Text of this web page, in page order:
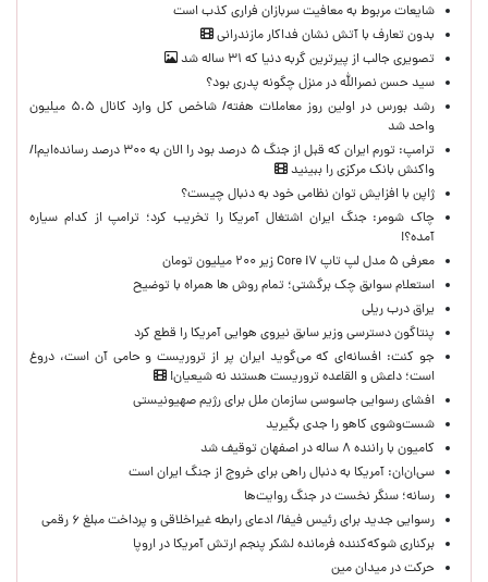
شایعات مربوط به معافیت سربازان فراری کذب است
بدون تعارف با آتش نشان فداکار مازندرانی
تصویری جالب از پیرترین گربه دنیا که ۳۱ ساله شد
سید حسن نصرالله در منزل چگونه پدری بود؟
رشد بورس در اولین روز معاملات هفته/ شاخص کل وارد کانال ۵.۵ میلیون
واحد شد
ترامپ: تورم ایران که قبل از جنگ ۵ درصد بود را الان به ۳۰۰ درصد رسانده‌ایم!/
واکنش بانک مرکزی را ببینید
ژاپن با افزایش توان نظامی خود به دنبال چیست؟
چاک شومر: جنگ ایران اشتغال آمریکا را تخریب کرد؛ ترامپ از کدام سیاره
آمده؟!
معرفی ۵ مدل لپ تاپ Core i۷ زیر ۲۰۰ میلیون تومان
استعلام سوابق چک برگشتی؛ تمام روش ها همراه با توضیح
یراق درب ریلی
پنتاگون دسترسی وزیر سابق نیروی هوایی آمریکا را قطع کرد
جو کنت: افسانه‌ای که می‌گوید ایران پر از تروریست و حامی آن است، دروغ
است؛ داعش و القاعده تروریست هستند نه شیعیان!
افشای رسوایی جاسوسی سازمان ملل برای رژیم صهیونیستی
شست‌وشوی کاهو را جدی بگیرید
کامیون با راننده ۸ ساله در اصفهان توقیف شد
سی‌ان‌ان: آمریکا به دنبال راهی برای خروج از جنگ ایران است
رسانه؛ سنگر نخست در جنگ روایت‌ها
رسوایی جدید برای رئیس فیفا/ ادعای رابطه غیراخلاقی و پرداخت مبلغ ۶ رقمی
برکناری شوکه‌کننده فرمانده لشکر پنجم ارتش آمریکا در اروپا
حركت در ميدان مين